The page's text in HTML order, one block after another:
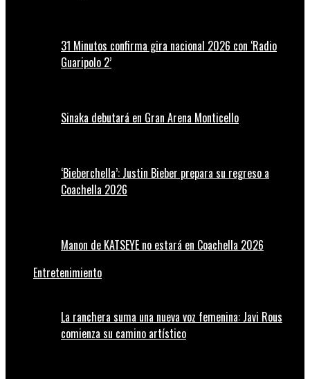
31 Minutos confirma gira nacional 2026 con ‘Radio
Guaripolo 2’
Sinaka debutará en Gran Arena Monticello
‘Bieberchella’: Justin Bieber prepara su regreso a
Coachella 2026
Manon de KATSEYE no estará en Coachella 2026
Entretenimiento
La ranchera suma una nueva voz femenina: Javi Rous
comienza su camino artístico